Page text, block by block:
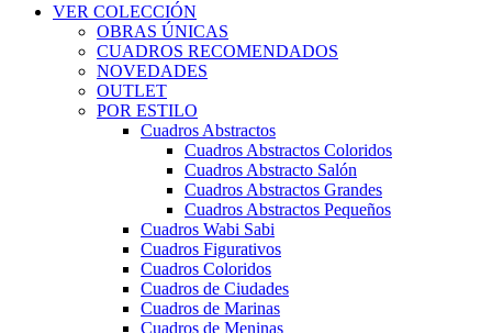
VER COLECCIÓN
OBRAS ÚNICAS
CUADROS RECOMENDADOS
NOVEDADES
OUTLET
POR ESTILO
Cuadros Abstractos
Cuadros Abstractos Coloridos
Cuadros Abstracto Salón
Cuadros Abstractos Grandes
Cuadros Abstractos Pequeños
Cuadros Wabi Sabi
Cuadros Figurativos
Cuadros Coloridos
Cuadros de Ciudades
Cuadros de Marinas
Cuadros de Meninas